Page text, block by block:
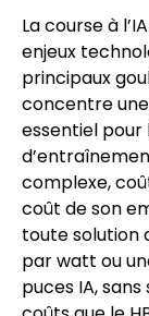
La course à
enjeux
principaux
concentre
essentiel pour
complexe,
coût de son
toute solution
par watt ou
puces IA,